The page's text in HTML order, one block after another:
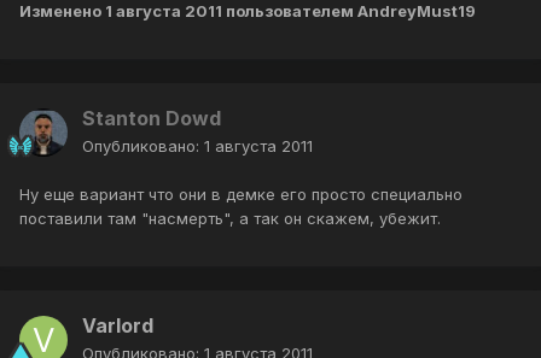
Изменено 1 августа 2011 пользователем AndreyMust19
Stanton Dowd
Опубликовано: 1 августа 2011
Ну еще вариант что они в демке его просто специально
поставили там "насмерть", а так он скажем, убежит.
Varlord
Опубликовано: 1 августа 2011